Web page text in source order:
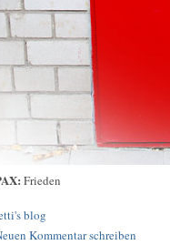
Frieden
blog
Kommentar schreiben